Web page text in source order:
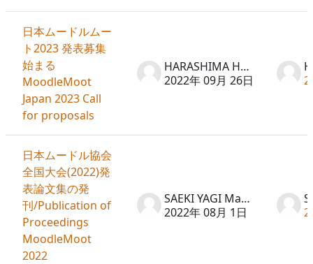
日本ムードルムー
ト2023 発表募集
始まる
MoodleMoot
Japan 2023 Call
for proposals
HARASHIMA Hideto
2022年 09月 26日
日本ムードル協会
全国大会(2022)発
表論文集の発
刊/Publication of
Proceedings
MoodleMoot
2022
SAEKI YAGI Machiko
2022年 08月 1日